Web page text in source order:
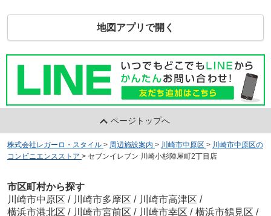
地図アプリで開く
ページトップへ
株式会社レガーロ・スタイル > 周辺施設案内 > 川崎市中原区 > 川崎市中原区の
コンビニエンスストア > セブンイレブン 川崎小杉陣屋町2丁目店
市区町村から探す
川崎市中原区 / 川崎市多摩区 / 川崎市高津区 /
横浜市港北区 / 川崎市宮前区 / 川崎市幸区 / 横浜市鶴見区 /